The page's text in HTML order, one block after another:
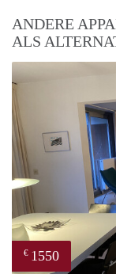
ANDERE
ALS
€ 1550